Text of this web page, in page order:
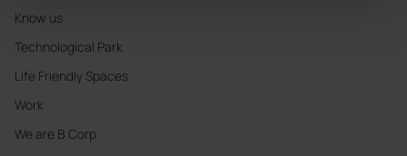
Know us
Technological Park
Life Friendly Spaces
Work
We are B Corp